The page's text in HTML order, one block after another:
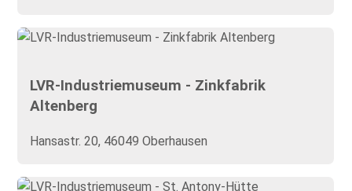
LVR-Industriemuseum - Zinkfabrik
Altenberg
Hansastr. 20, 46049 Oberhausen